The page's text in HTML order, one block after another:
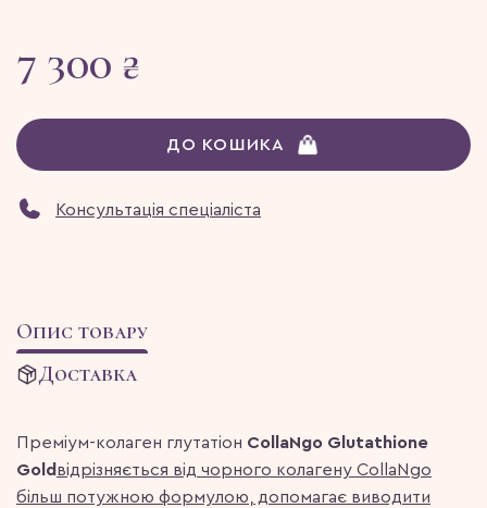
7 300 ₴
ДО КОШИКА
Консультація спеціаліста
Опис товару
Доставка
Преміум-колаген глутатіон CollaNgo Glutathione
Gold відрізняється від чорного колагену CollaNgo
більш потужною формулою, допомагає виводити